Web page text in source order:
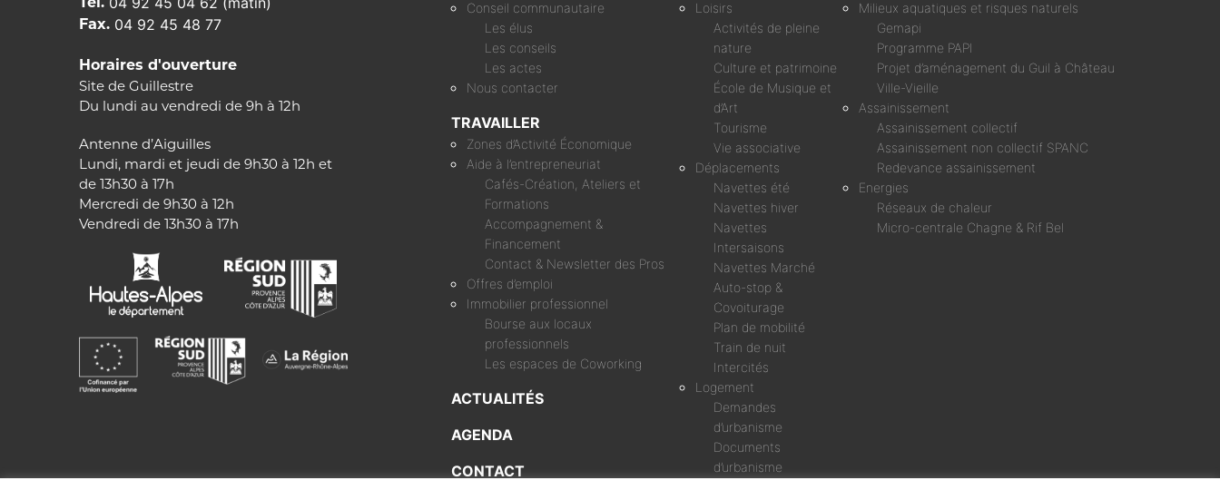
Fax. 04 92 45 48 77
Horaires d'ouverture
Site de Guillestre
Du lundi au vendredi de 9h à 12h
Antenne d’Aiguilles
Lundi, mardi et jeudi de 9h30 à 12h et
de 13h30 à 17h
Mercredi de 9h30 à 12h
Vendredi de 13h30 à 17h
Conseil communautaire
Les élus
Les conseils
Les actes
Nous contacter
TRAVAILLER
Zones d’Activité Économique
Aide à l’entrepreneuriat
Cafés-Création, Ateliers et
Formations
Accompagnement &
Financement
Contact & Newsletter des Pros
Offres d’emploi
Immobilier professionnel
Bourse aux locaux
professionnels
Les espaces de Coworking
ACTUALITÉS
AGENDA
CONTACT
Loisirs
Activités de pleine
nature
Culture et patrimoine
École de Musique et
d’Art
Tourisme
Vie associative
Déplacements
Navettes été
Navettes hiver
Navettes
Intersaisons
Navettes Marché
Auto-stop &
Covoiturage
Plan de mobilité
Train de nuit
Intercités
Logement
Demandes
d’urbanisme
Documents
d’urbanisme
Milieux aquatiques et risques naturels
Gemapi
Programme PAPI
Projet d’aménagement du Guil à Château
Ville-Vieille
Assainissement
Assainissement collectif
Assainissement non collectif SPANC
Redevance assainissement
Energies
Réseaux de chaleur
Micro-centrale Chagne & Rif Bel